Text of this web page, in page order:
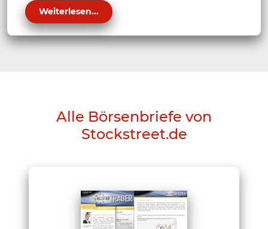
Weiterlesen...
Alle Börsenbriefe von
Stockstreet.de